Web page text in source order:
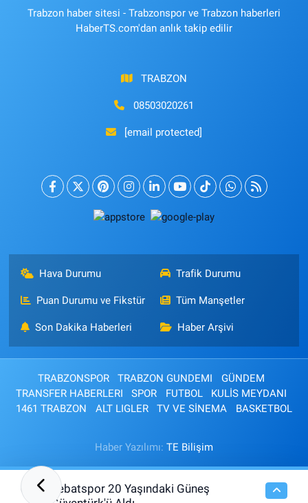
Trabzon haber sitesi - Trabzonspor ve Trabzon haberleri
HaberTS.com'dan anlık takip edilir
TRABZON
08503020261
[email protected]
Hava Durumu Trafik Durumu
Puan Durumu ve Fikstür Tüm Manşetler
Son Dakika Haberleri Haber Arşivi
TRABZONSPOR TRABZON GUNDEMI
GÜNDEM
TRANSFER HABERLERI
SPOR FUTBOL
KULİS MEYDANI
1461 TRABZON
ALT LIGLER TV VE SİNEMA BASKETBOL
Haber Yazılımı: TE Bilişim
01:30
Sebatspor 20 Yaşındaki Güneş